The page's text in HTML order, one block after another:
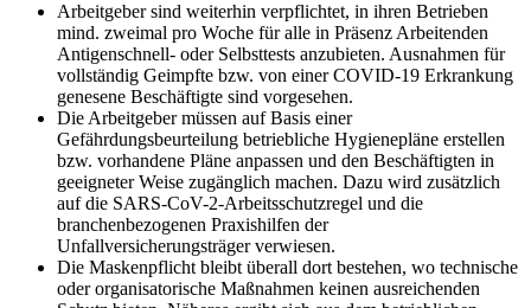
Arbeitgeber sind weiterhin verpflichtet, in ihren Betrieben
mind. zweimal pro Woche für alle in Präsenz Arbeitenden
Antigenschnell- oder Selbsttests anzubieten. Ausnahmen für
vollständig Geimpfte bzw. von einer COVID-19 Erkrankung
genesene Beschäftigte sind vorgesehen.
Die Arbeitgeber müssen auf Basis einer
Gefährdungsbeurteilung betriebliche Hygienepläne erstellen
bzw. vorhandene Pläne anpassen und den Beschäftigten in
geeigneter Weise zugänglich machen. Dazu wird zusätzlich
auf die SARS-CoV-2-Arbeitsschutzregel und die
branchenbezogenen Praxishilfen der
Unfallversicherungsträger verwiesen.
Die Maskenpflicht bleibt überall dort bestehen, wo technische
oder organisatorische Maßnahmen keinen ausreichenden